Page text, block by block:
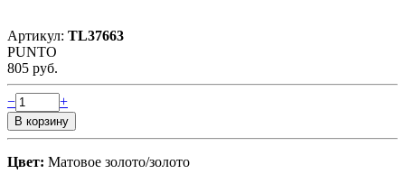
Артикул: TL37663
PUNTO
805 руб.
− +
Цвет: Матовое золото/золото